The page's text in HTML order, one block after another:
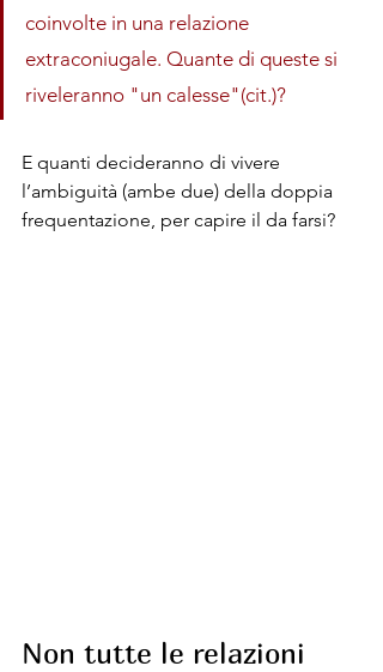
coinvolte in una relazione
extraconiugale. Quante di queste si
riveleranno "un calesse"(cit.)?
E quanti decideranno di vivere
l’ambiguità (ambe due) della doppia
frequentazione, per capire il da farsi?
Non tutte le relazioni